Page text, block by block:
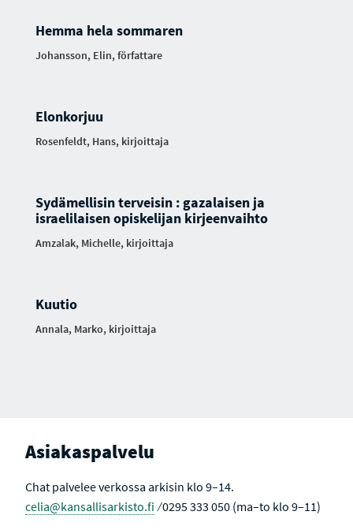
Hemma hela sommaren
Johansson, Elin, författare
Elonkorjuu
Rosenfeldt, Hans, kirjoittaja
Sydämellisin terveisin : gazalaisen ja
israelilaisen opiskelijan kirjeenvaihto
Amzalak, Michelle, kirjoittaja
Kuutio
Annala, Marko, kirjoittaja
Asiakaspalvelu
Chat palvelee verkossa arkisin klo 9–14.
celia@kansallisarkisto.fi ⁄ 0295 333 050 (ma–to klo 9–11)